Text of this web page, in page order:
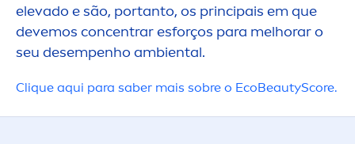
elevado e são, portanto, os principais em que
devemos concentrar esforços para melhorar o
seu desempenho ambiental.
Clique aqui para saber mais sobre o EcoBeautyScore.